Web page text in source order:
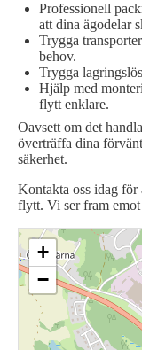
Professionell
att dina ägodelar
Trygga
behov.
Trygga
Hjälp med
flytt enklare.
Oavsett om det
överträffa dina
säkerhet.
Kontakta oss idag för
flytt. Vi ser fram
+
−